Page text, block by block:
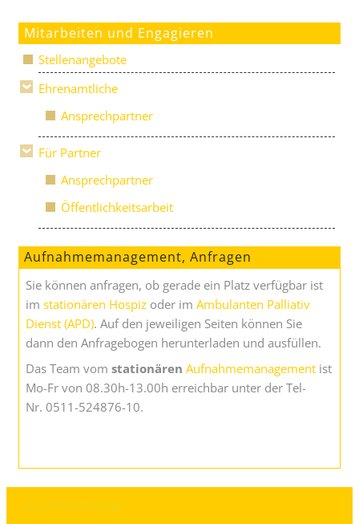
Mitarbeiten und Engagieren
Stellenangebote
Ehrenamtliche
Ansprechpartner
Für Partner
Ansprechpartner
Öffentlichkeitsarbeit
Aufnahmemanagement, Anfragen
Sie können anfragen, ob gerade ein Platz verfügbar ist
imstationären Hospiz oder imAmbulanten Palliativ
Dienst (APD). Auf den jeweiligen Seiten können Sie
dann den Anfragebogen herunterladen und ausfüllen.
Das Team vomstationärenAufnahmemanagement ist
Mo-Fr von 08.30h-13.00h erreichbar unter der Tel-
Nr. 0511-524876-10.